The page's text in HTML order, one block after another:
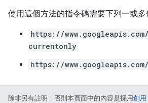
使用這個方法的指令碼需要下列一或多
https://
currentonly
https://
除非另有註明，否則本頁面中的內容是採用創用